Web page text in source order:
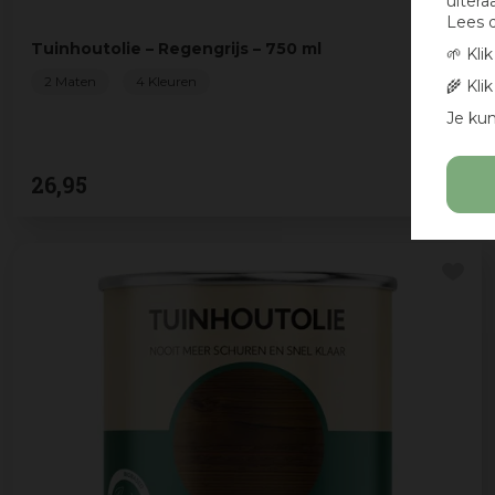
Lees
🌱
🌾
Je
Tuinhoutolie – Regengrijs – 750 ml
26,95
2 Maten 4 Kleuren